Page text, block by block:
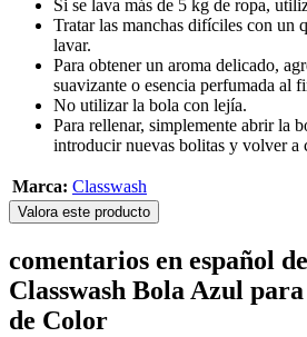
Si se lava más de 5 kg de ropa,
Tratar las manchas difíciles con un
lavar.
Para obtener un aroma delicado,
suavizante o esencia perfumada al
No utilizar la bola con lejía.
Para rellenar, simplemente abrir la
introducir nuevas bolitas y volver a
Marca: Classwash
Valora este producto
comentarios en español
Classwash Bola Azul
de Color